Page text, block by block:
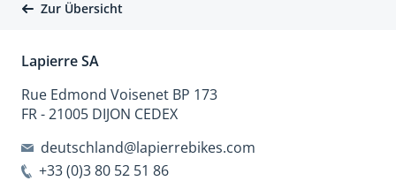
Zur Übersicht
Lapierre SA
Rue Edmond Voisenet BP 173
FR - 21005 DIJON CEDEX
deutschland@lapierrebikes.com
+33 (0)3 80 52 51 86